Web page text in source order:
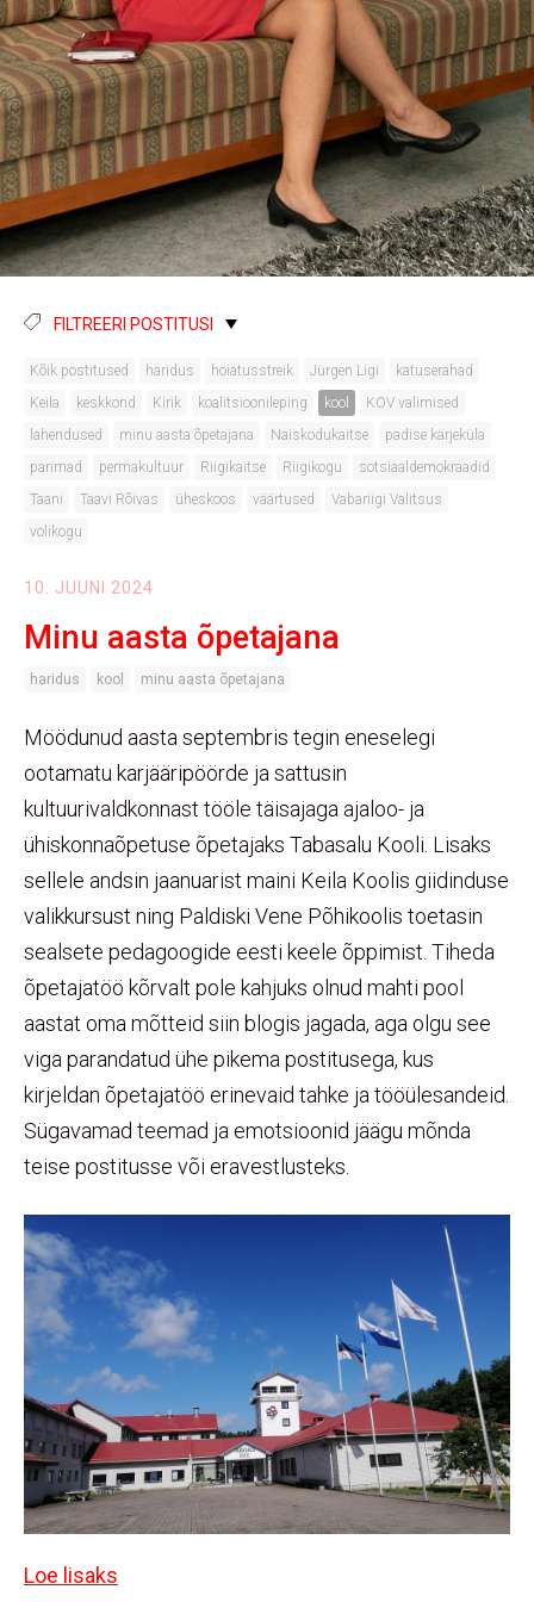
FILTREERI POSTITUSI
Kõik postitused haridus hoiatusstreik Jürgen Ligi
katuserahad
Keila
keskkond Kirik koalitsioonileping kool
KOV valimised
lahendused
minu aasta õpetajana Naiskodukaitse
padise kärjeküla
parimad
permakultuur Riigikaitse Riigikogu
sotsiaaldemokraadid
Taani
Taavi Rõivas üheskoos väärtused
Vabariigi Valitsus
volikogu
10. JUUNI 2024
Minu aasta õpetajana
haridus kool minu aasta õpetajana
Möödunud aasta septembris tegin eneselegi
ootamatu karjääripöörde ja sattusin
kultuurivaldkonnast tööle täisajaga ajaloo- ja
ühiskonnaõpetuse õpetajaks Tabasalu Kooli. Lisaks
sellele andsin jaanuarist maini Keila Koolis giidinduse
valikkursust ning Paldiski Vene Põhikoolis toetasin
sealsete pedagoogide eesti keele õppimist. Tiheda
õpetajatöö kõrvalt pole kahjuks olnud mahti pool
aastat oma mõtteid siin blogis jagada, aga olgu see
viga parandatud ühe pikema postitusega, kus
kirjeldan õpetajatöö erinevaid tahke ja tööülesandeid.
Sügavamad teemad ja emotsioonid jäägu mõnda
teise postitusse või eravestlusteks.
Loe lisaks